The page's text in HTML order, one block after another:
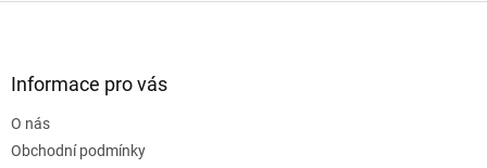
Informace pro vás
O nás
Obchodní podmínky